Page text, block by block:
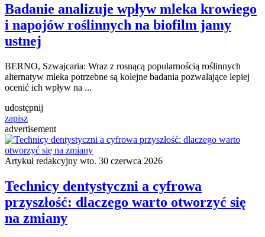
Badanie analizuje wpływ mleka krowiego
i napojów roślinnych na biofilm jamy
ustnej
BERNO, Szwajcaria: Wraz z rosnącą popularnością roślinnych
alternatyw mleka potrzebne są kolejne badania pozwalające lepiej
ocenić ich wpływ na ...
udostępnij
zapisz
advertisement
Artykuł redakcyjny wto. 30 czerwca 2026
Technicy dentystyczni a cyfrowa
przyszłość: dlaczego warto otworzyć się
na zmiany